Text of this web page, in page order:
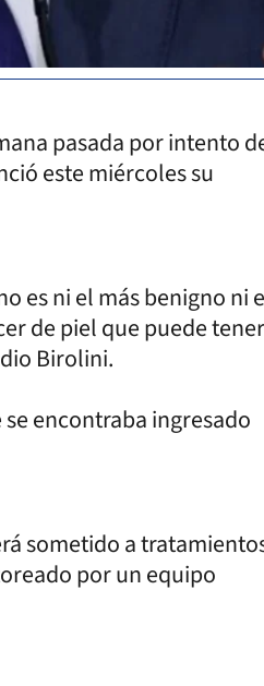
pasada por intento
este miércoles su
es ni el más benigno ni
de piel que puede tener
Birolini.
encontraba ingresado
sometido a
por un equipo